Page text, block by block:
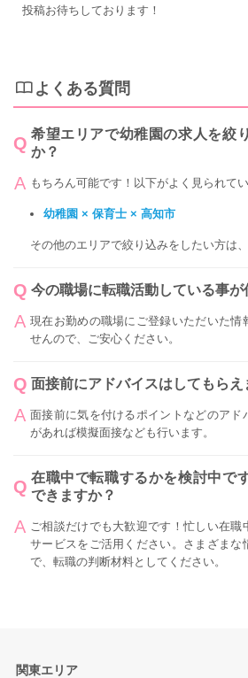
投稿お待ちしております！
よくある質問
希望エリアで幼稚園の求人を絞
か？
もちろん可能です！以下がよく見られてい
幼稚園 × 保育士 × 高知市
その他のエリアで絞り込みをしたい方は、
今の職場に転職活動している事が
現在お勤めの職場にご登録いただいた情
せんので、ご安心ください。
面接前にアドバイスはしてもらえ
面接前に気を付けるポイントなどのアド
があれば模擬面接なども行います。
在職中で転職するかを検討中で
できますか？
ご相談だけでも大歓迎です！忙しい在職
サービスをご活用ください。さまざまな
で、転職の判断材料としてください。
関東エリア